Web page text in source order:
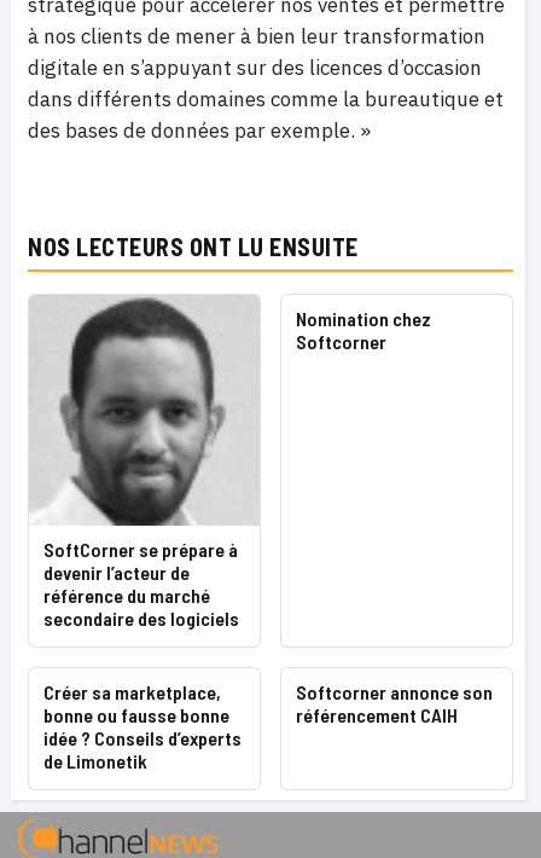
à nos clients de mener à bien leur transformation
digitale en s’appuyant sur des licences d’occasion
dans différents domaines comme la bureautique et
des bases de données par exemple. »
NOS LECTEURS ONT LU ENSUITE
SoftCorner se prépare à
devenir l’acteur de
référence du marché
secondaire des logiciels
Nomination chez
Softcorner
Créer sa marketplace,
bonne ou fausse bonne
idée ? Conseils d’experts
de Limonetik
Softcorner annonce son
référencement CAIH